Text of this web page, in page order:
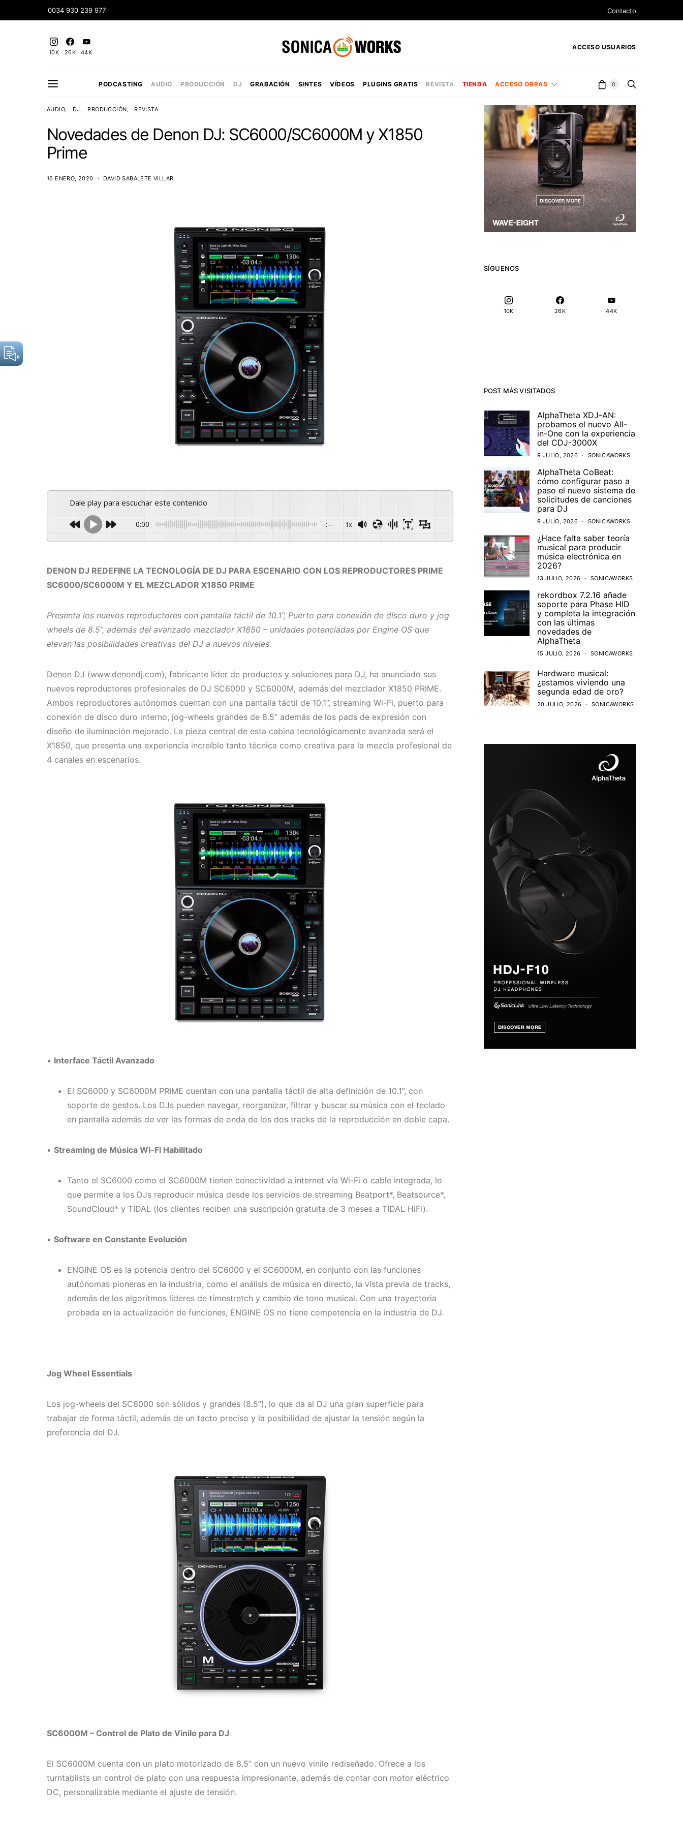
0034 930 239 977 Contacto
10K 26K 44K
ACCESO USUARIOS
PODCASTING AUDIO PRODUCCIÓN DJ GRABACIÓN SINTES VÍDEOS PLUGINS GRATIS REVISTA TIENDA ACCESO OBRAS 0
AUDIO DJ PRODUCCIÓN REVISTA
Novedades de Denon DJ: SC6000/SC6000M y X1850
Prime
16 ENERO, 2020 DAVID SABALETE VILLAR
Dale play para escuchar este contenido
0:00 -:-- 1x
DENON DJ REDEFINE LA TECNOLOGÍA DE DJ PARA ESCENARIO CON LOS REPRODUCTORES PRIME
SC6000/SC6000M Y EL MEZCLADOR X1850 PRIME
Presenta los nuevos reproductores con pantalla táctil de 10.1”, Puerto para conexión de disco duro y jog
wheels de 8.5”, además del avanzado mezclador X1850 – unidades potenciadas por Engine OS que
elevan las posibilidades creativas del DJ a nuevos niveles.
Denon DJ (www.denondj.com), fabricante líder de productos y soluciones para DJ, ha anunciado sus
nuevos reproductores profesionales de DJ SC6000 y SC6000M, además del mezclador X1850 PRIME.
Ambos reproductores autónomos cuentan con una pantalla táctil de 10.1”, streaming Wi-Fi, puerto para
conexión de disco duro interno, jog-wheels grandes de 8.5” además de los pads de expresión con
diseño de iluminación mejorado. La pieza central de esta cabina tecnológicamente avanzada será el
X1850, que presenta una experiencia increíble tanto técnica como creativa para la mezcla profesional de
4 canales en escenarios.
• Interface Táctil Avanzado
El SC6000 y SC6000M PRIME cuentan con una pantalla táctil de alta definición de 10.1”, con
soporte de gestos. Los DJs pueden navegar, reorganizar, filtrar y buscar su música con el teclado
en pantalla además de ver las formas de onda de los dos tracks de la reproducción en doble capa.
• Streaming de Música Wi-Fi Habilitado
Tanto el SC6000 como el SC6000M tienen conectividad a internet vía Wi-Fi o cable integrada, lo
que permite a los DJs reproducir música desde los servicios de streaming Beatport*, Beatsource*,
SoundCloud* y TIDAL (los clientes reciben una suscripción gratuita de 3 meses a TIDAL HiFi).
• Software en Constante Evolución
ENGINE OS es la potencia dentro del SC6000 y el SC6000M, en conjunto con las funciones
autónomas pioneras en la industria, como el análisis de música en directo, la vista previa de tracks,
además de los algoritmos líderes de timestretch y cambio de tono musical. Con una trayectoria
probada en la actualización de funciones, ENGINE OS no tiene competencia en la industria de DJ.
Jog Wheel Essentials
Los jog-wheels del SC6000 son sólidos y grandes (8.5”), lo que da al DJ una gran superficie para
trabajar de forma táctil, además de un tacto preciso y la posibilidad de ajustar la tensión según la
preferencia del DJ.
SC6000M – Control de Plato de Vinilo para DJ
El SC6000M cuenta con un plato motorizado de 8.5” con un nuevo vinilo rediseñado. Ofrece a los
turntablists un control de plato con una respuesta impresionante, además de contar con motor eléctrico
DC, personalizable mediante el ajuste de tensión.
SÍGUENOS
10K 26K 44K
POST MÁS VISITADOS
AlphaTheta XDJ-AN:
probamos el nuevo All-
in-One con la experiencia
del CDJ-3000X
9 JULIO, 2026 SONICAWORKS
AlphaTheta CoBeat:
cómo configurar paso a
paso el nuevo sistema de
solicitudes de canciones
para DJ
9 JULIO, 2026 SONICAWORKS
¿Hace falta saber teoría
musical para producir
música electrónica en
2026?
13 JULIO, 2026 SONICAWORKS
rekordbox 7.2.16 añade
soporte para Phase HID
y completa la integración
con las últimas
novedades de
AlphaTheta
15 JULIO, 2026 SONICAWORKS
Hardware musical:
¿estamos viviendo una
segunda edad de oro?
20 JULIO, 2026 SONICAWORKS